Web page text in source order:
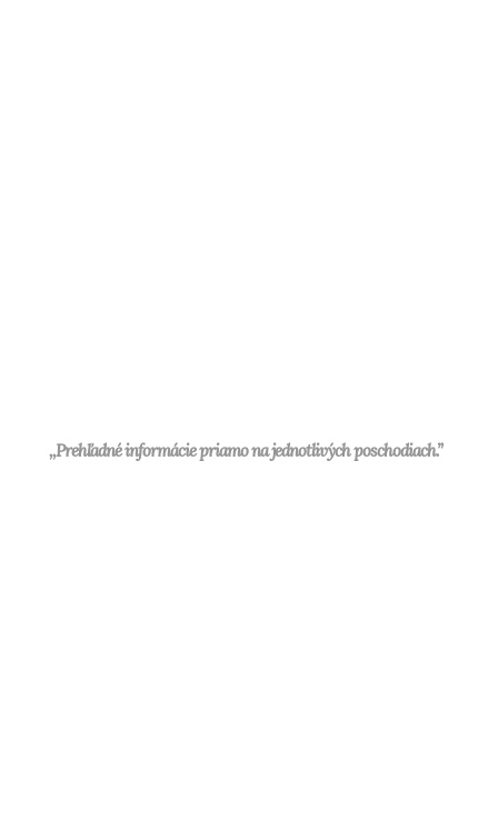
,,Prehľadné informácie priamo na jednotlivých poschodiach.”